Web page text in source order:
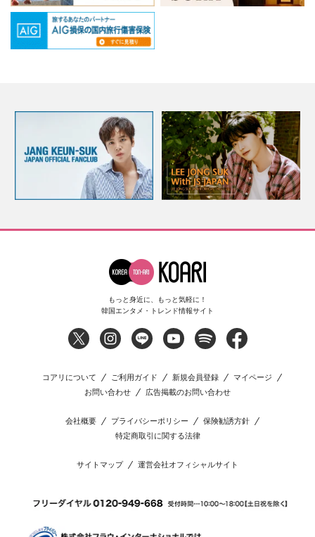
もっと身近に、もっと気軽に！
韓国エンタメ・トレンド情報サイト
コアリについて ご利用ガイド 新規会員登録
マイページ
お問い合わせ
広告掲載のお問い合わせ
会社概要 プライバシーポリシー
保険勧誘方針
特定商取引に関する法律
サイトマップ 運営会社オフィシャルサイト